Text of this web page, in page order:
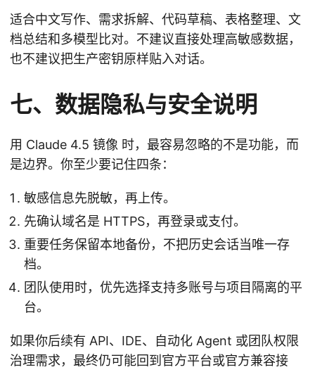
适合中文写作、需求拆解、代码草稿、表格整理、文
档总结和多模型比对。不建议直接处理高敏感数据，
也不建议把生产密钥原样贴入对话。
七、数据隐私与安全说明
用 Claude 4.5 镜像 时，最容易忽略的不是功能，而
是边界。你至少要记住四条：
敏感信息先脱敏，再上传。
先确认域名是 HTTPS，再登录或支付。
重要任务保留本地备份，不把历史会话当唯一存
档。
团队使用时，优先选择支持多账号与项目隔离的平
台。
如果你后续有 API、IDE、自动化 Agent 或团队权限
治理需求，最终仍可能回到官方平台或官方兼容接